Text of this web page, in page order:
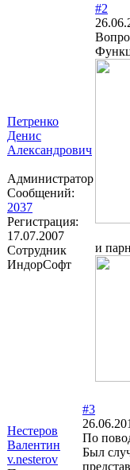
Петренко
Денис
Александрович
Администратор
Сообщений:
2037
Регистрация:
17.07.2007
Сотрудник
ИндорСофт
#2
и
Нестеров
Валентин
v.nesterov
#3
По
Был